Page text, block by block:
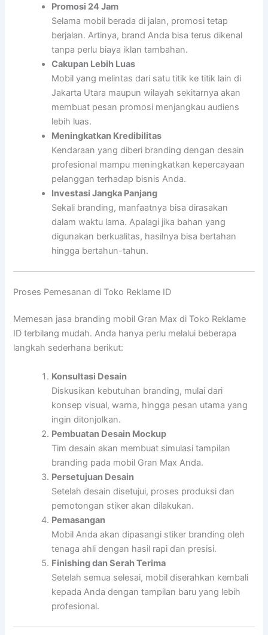
Promosi 24 Jam
Selama mobil berada di jalan, promosi tetap
berjalan. Artinya, brand Anda bisa terus dikenal
tanpa perlu biaya iklan tambahan.
Cakupan Lebih Luas
Mobil yang melintas dari satu titik ke titik lain di
Jakarta Utara maupun wilayah sekitarnya akan
membuat pesan promosi menjangkau audiens
lebih luas.
Meningkatkan Kredibilitas
Kendaraan yang diberi branding dengan desain
profesional mampu meningkatkan kepercayaan
pelanggan terhadap bisnis Anda.
Investasi Jangka Panjang
Sekali branding, manfaatnya bisa dirasakan
dalam waktu lama. Apalagi jika bahan yang
digunakan berkualitas, hasilnya bisa bertahan
hingga bertahun-tahun.
Proses Pemesanan di Toko Reklame ID
Memesan jasa branding mobil Gran Max di Toko Reklame
ID terbilang mudah. Anda hanya perlu melalui beberapa
langkah sederhana berikut:
Konsultasi Desain
Diskusikan kebutuhan branding, mulai dari
konsep visual, warna, hingga pesan utama yang
ingin ditonjolkan.
Pembuatan Desain Mockup
Tim desain akan membuat simulasi tampilan
branding pada mobil Gran Max Anda.
Persetujuan Desain
Setelah desain disetujui, proses produksi dan
pemotongan stiker akan dilakukan.
Pemasangan
Mobil Anda akan dipasangi stiker branding oleh
tenaga ahli dengan hasil rapi dan presisi.
Finishing dan Serah Terima
Setelah semua selesai, mobil diserahkan kembali
kepada Anda dengan tampilan baru yang lebih
profesional.